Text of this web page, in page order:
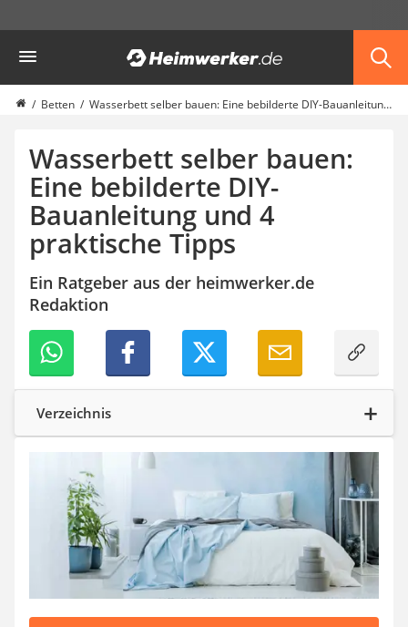
Möbel & Einrichtung
Daunenkissen
Wäscheständer
Heizdecke
Daunendecken
Backofen
HiFi-Lautsprecher
Samsung-Waschmaschine
Decke mit Ärmeln
4K-Beamer
Schraubendreher-Set
Sägekettenschärfgerät
Geschirrspüler 45 cm
Fußsack
Steckdosenradio
Seilwinde
Absauganlage
Betten Wasserbett selber bauen: Eine bebilderte DIY-Bauanleitung und 4 praktische Tipps
Wasserbett selber bauen:
Eine bebilderte DIY-
Bauanleitung und 4
praktische Tipps
Ein Ratgeber aus der heimwerker.de
Redaktion
Verzeichnis